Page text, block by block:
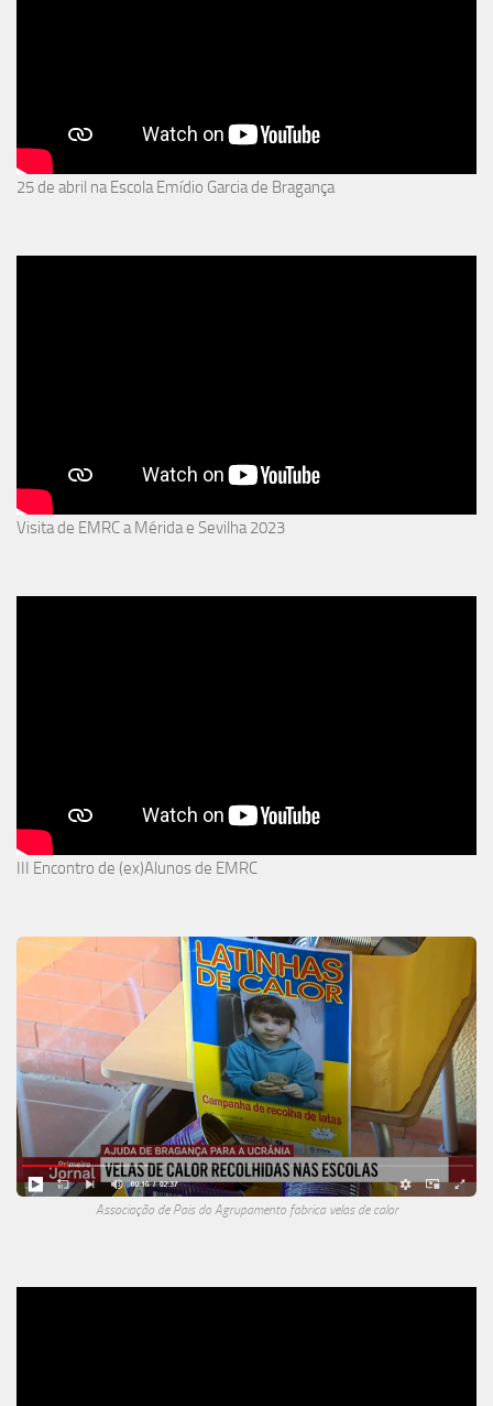
25 de abril na Escola Emídio Garcia de Bragança
Visita de EMRC a Mérida e Sevilha 2023
III Encontro de (ex)Alunos de EMRC
Associação de Pais do Agrupamento fabrica velas de calor